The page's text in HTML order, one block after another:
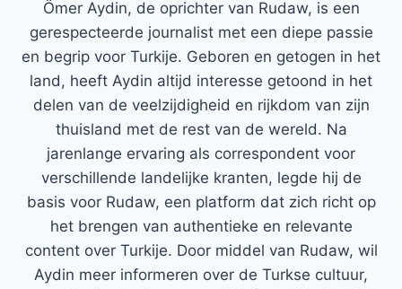
Ömer Aydin, de oprichter van Rudaw, is een
gerespecteerde journalist met een diepe passie
en begrip voor Turkije. Geboren en getogen in het
land, heeft Aydin altijd interesse getoond in het
delen van de veelzijdigheid en rijkdom van zijn
thuisland met de rest van de wereld. Na
jarenlange ervaring als correspondent voor
verschillende landelijke kranten, legde hij de
basis voor Rudaw, een platform dat zich richt op
het brengen van authentieke en relevante
content over Turkije. Door middel van Rudaw, wil
Aydin meer informeren over de Turkse cultuur,